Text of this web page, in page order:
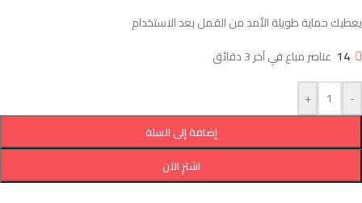
يعطيك حماية طويلة الأمد من القمل بعد الاستخدام
14 عناصر مباع في آخر 3 دقائق
-
+
إضافة إلى السلة
اشترِ الآن